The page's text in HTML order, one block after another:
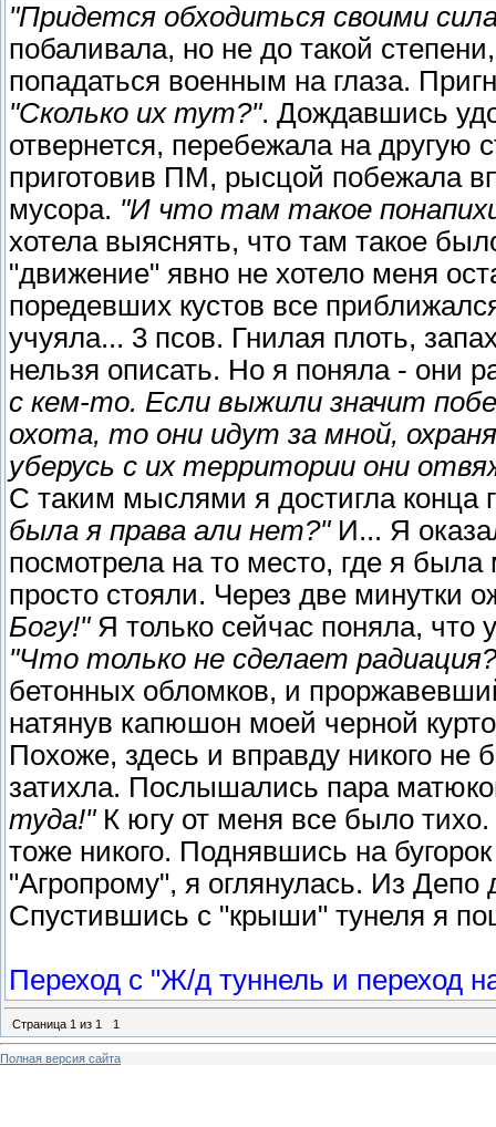
"Придется обходиться своими
побаливала, но не до такой
попадаться военным на глаза.
"Сколько их тут?". Дождавшись
отвернется, перебежала на другую
приготовив ПМ, рысцой побежала
мусора. "И что там такое
хотела выяснять, что там такое
"движение" явно не хотело меня
поредевших кустов все
учуяла... 3 псов. Гнилая плоть,
нельзя описать. Но я поняла - они
с кем-то. Если выжили значит
охота, то они идут за мной,
уберусь с их территории они
С таким мыслями я достигла конца
была я права али нет?"И... Я
посмотрела на то место, где я
просто стояли. Через две минутки
Богу!"Я только сейчас поняла, что
"Что только не сделает
бетонных обломков, и
натянув капюшон моей черной
Похоже, здесь и вправду никого
затихла. Послышались пара
туда!"К югу от меня все было
тоже никого. Поднявшись на
"Агропрому", я оглянулась. Из
Спустившись с "крыши" тунеля я
Переход с "Ж/д туннель и переход
Страница 1 из 1 1
Полная версия сайта